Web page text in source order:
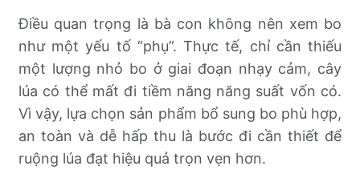
Điều quan trọng là bà con không nên xem bo
như một yếu tố “phụ”. Thực tế, chỉ cần thiếu
một lượng nhỏ bo ở giai đoạn nhạy cảm, cây
lúa có thể mất đi tiềm năng năng suất vốn có.
Vì vậy, lựa chọn sản phẩm bổ sung bo phù hợp,
an toàn và dễ hấp thu là bước đi cần thiết để
ruộng lúa đạt hiệu quả trọn vẹn hơn.